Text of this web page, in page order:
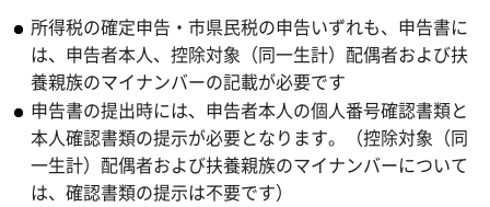
所得税の確定申告・市県民税の申告いずれも、申告書に
は、申告者本人、控除対象（同一生計）配偶者および扶
養親族のマイナンバーの記載が必要です
申告書の提出時には、申告者本人の個人番号確認書類と
本人確認書類の提示が必要となります。（控除対象（同
一生計）配偶者および扶養親族のマイナンバーについて
は、確認書類の提示は不要です）